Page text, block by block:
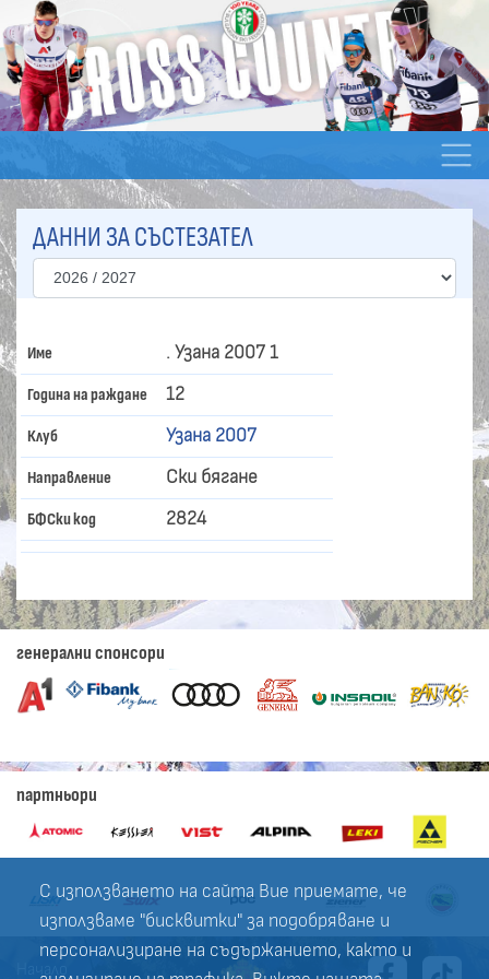
С използването на сайта Вие приемате, че
използваме "бисквитки" за подобряване и
персонализиране на съдържанието, както и
ДАННИ ЗА СЪСТЕЗАТЕЛ
Име . Узана 2007 1
Година на раждане 12
Клуб Узана 2007
Направление Ски бягане
БФСки код 2824
генерални спонсори
партньори